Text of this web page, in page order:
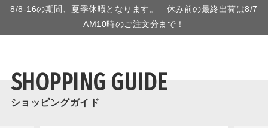
8/8-16の期間、夏季休暇となります。 休み前の最終出荷は8/7
AM10時のご注文分まで！
SHOPPING GUIDE
ショッピングガイド